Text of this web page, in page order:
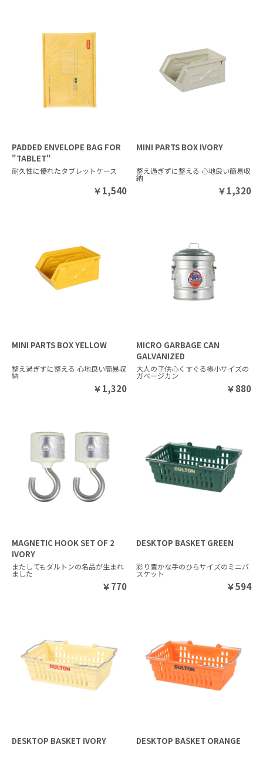
PADDED ENVELOPE BAG FOR
"TABLET"
耐久性に優れたタブレットケース
￥1,540
MINI PARTS BOX IVORY
整え過ぎずに整える 心地良い簡易収
納
￥1,320
MINI PARTS BOX YELLOW
整え過ぎずに整える 心地良い簡易収
納
￥1,320
MICRO GARBAGE CAN
GALVANIZED
大人の子供心くすぐる極小サイズの
ガベージカン
￥880
MAGNETIC HOOK SET OF 2
IVORY
またしてもダルトンの名品が生まれ
ました
￥770
DESKTOP BASKET GREEN
彩り豊かな手のひらサイズのミニバ
スケット
￥594
DESKTOP BASKET IVORY DESKTOP BASKET ORANGE